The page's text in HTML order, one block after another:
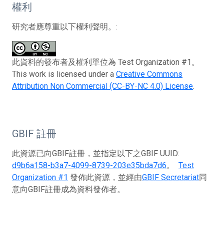
權利
研究者應尊重以下權利聲明。:
此資料的發布者及權利單位為 Test Organization #1。
This work is licensed under a Creative Commons
Attribution Non Commercial (CC-BY-NC 4.0) License.
GBIF 註冊
此資源已向GBIF註冊，並指定以下之GBIF UUID:
d9b6a158-b3a7-4099-8739-203e35bda7d6。 Test
Organization #1 發佈此資源，並經由GBIF Secretariat同
意向GBIF註冊成為資料發佈者。